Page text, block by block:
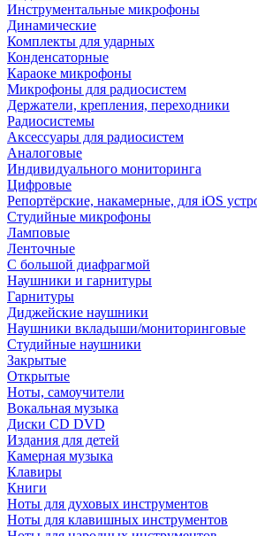
Инструментальные микрофоны
Динамические
Комплекты для ударных
Конденсаторные
Караоке микрофоны
Микрофоны для радиосистем
Держатели, крепления, переходники
Радиосистемы
Аксессуары для радиосистем
Аналоговые
Индивидуального мониторинга
Цифровые
Репортёрские, накамерные, для iOS
Студийные микрофоны
Ламповые
Ленточные
С большой диафрагмой
Наушники и гарнитуры
Гарнитуры
Диджейские наушники
Наушники вкладыши/мониторинговые
Студийные наушники
Закрытые
Открытые
Ноты, самоучители
Вокальная музыка
Диски CD DVD
Издания для детей
Камерная музыка
Клавиры
Книги
Ноты для духовых инструментов
Ноты для клавишных инструментов